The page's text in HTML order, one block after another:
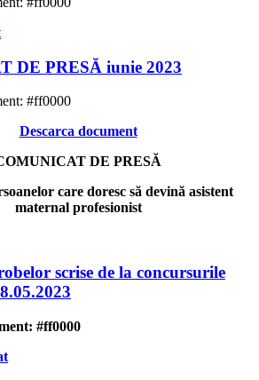
DE PRESĂ iunie 2023
#ff0000
Descarca document
DE PRESĂ
care doresc să devină asistent
maternal profesionist
scrise de la concursurile
#ff0000